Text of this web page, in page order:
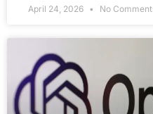
April 24, 2026 No